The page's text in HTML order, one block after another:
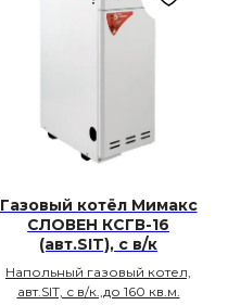
Газовый котёл Мимакс
СЛОВЕН КСГВ-16
(авт.SIT), с в/к
Напольный газовый котел,
авт.SIT, с в/к.,до 160 кв.м.